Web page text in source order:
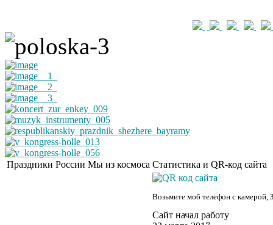
Праздники России Мы из космоса Статистика и QR-код сайта
Возьмите моб телефон с камерой,
Сайт начал работу